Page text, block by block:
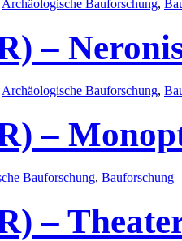
Archäologische Bauforschung,
–
Archäologische Bauforschung,
–
Bauforschung, Bauforschung
–